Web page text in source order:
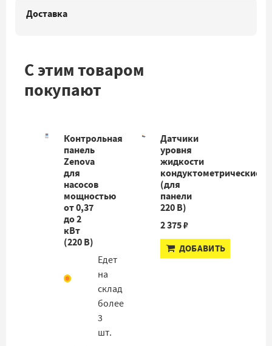
Доставка
С этим товаром
покупают
Контрольная
панель
Zenova
для
насосов
мощностью
от 0,37
до 2
кВт
(220 В)
Едет
на
склад
более
3
шт.
Датчики
уровня
жидкости
кондуктометрические
(для
панели
220 В)
2 375 ₽
ДОБАВИТЬ